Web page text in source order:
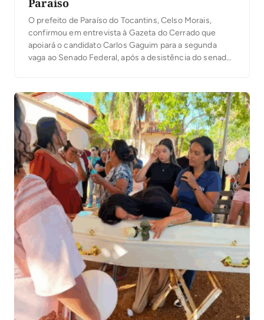
Paraíso
O prefeito de Paraíso do Tocantins, Celso Morais,
confirmou em entrevista à Gazeta do Cerrado que
apoiará o candidato Carlos Gaguim para a segunda
vaga ao Senado Federal, após a desistência do senador
Eduardo Gomes, […]